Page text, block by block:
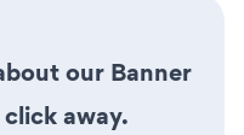
our Banner
away.